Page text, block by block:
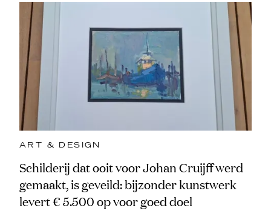
ART & DESIGN
Schilderij dat ooit voor Johan Cruijff werd
gemaakt, is geveild: bijzonder kunstwerk
levert € 5.500 op voor goed doel